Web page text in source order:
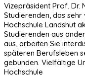
Vizepräsident Prof. Dr.
Studierenden, das
Hochschule Landshut
Studierenden aus
aus, arbeiten Sie
späteren Berufsleben
gebunden. Vielfältige
Hochschule